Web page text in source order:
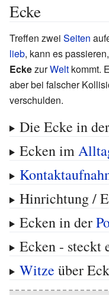
Ecke
Treffen zwei Seiten
lieb, kann es
EckezurWelt kommt.
aber bei falscher
verschulden.
Die Ecke in
Ecken im
Hinrichtung /
Ecken in der
Ecken - steckt
Witze über